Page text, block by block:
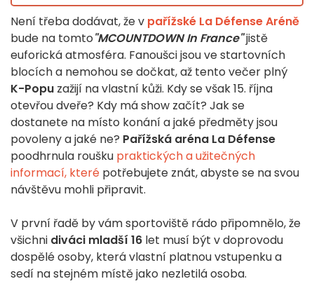
Není třeba dodávat, že v pařížské La Défense Aréně
bude na tomto"MCOUNTDOWN In France"jistě
euforická atmosféra. Fanoušci jsou ve startovních
blocích a nemohou se dočkat, až tento večer plný
K-Popu zažijí na vlastní kůži. Kdy se však 15. října
otevřou dveře? Kdy má show začít? Jak se
dostanete na místo konání a jaké předměty jsou
povoleny a jaké ne? Pařížská aréna La Défense
poodhrnula roušku praktických a užitečných
informací, které potřebujete znát, abyste se na svou
návštěvu mohli připravit.
V první řadě by vám sportoviště rádo připomnělo, že
všichni diváci mladší 16 let musí být v doprovodu
dospělé osoby, která vlastní platnou vstupenku a
sedí na stejném místě jako nezletilá osoba.